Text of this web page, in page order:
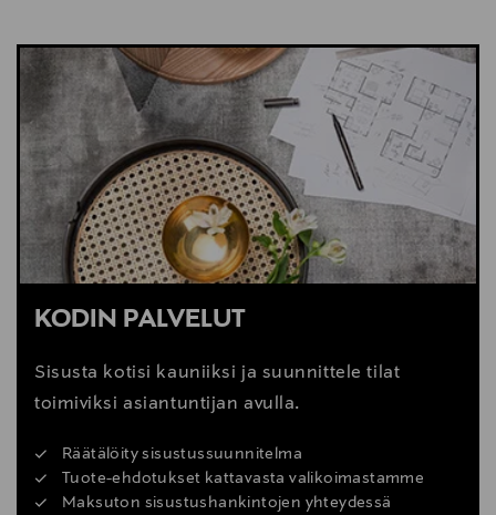
LUE VINKIT
KODIN PALVELUT
Sisusta kotisi kauniiksi ja suunnittele tilat
toimiviksi asiantuntijan avulla.
Räätälöity sisustussuunnitelma
Tuote-ehdotukset kattavasta valikoimastamme
Maksuton sisustushankintojen yhteydessä